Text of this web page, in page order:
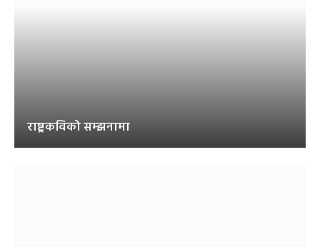
राष्ट्रकविको सम्झनामा